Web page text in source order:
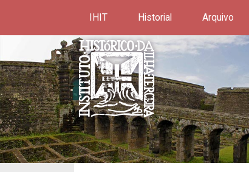
IHIT Historial Arquivo